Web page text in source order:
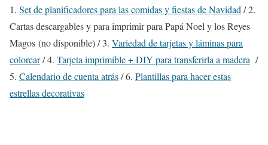
1. Set de planificadores para las comidas y fiestas de Navidad / 2.
Cartas descargables y para imprimir para Papá Noel y los Reyes
Magos (no disponible)/ 3. Variedad de tarjetas y láminas para
colorear/ 4. Tarjeta imprimible + DIY para transferirla a madera /
5. Calendario de cuenta atrás/ 6. Plantillas para hacer estas
estrellas decorativas